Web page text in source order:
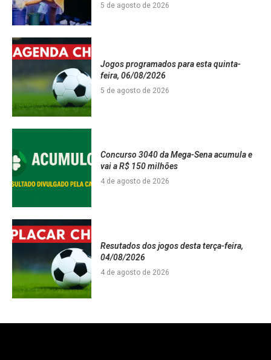
5 de agosto de 2026
Jogos programados para esta quinta-
feira, 06/08/2026
5 de agosto de 2026
Concurso 3040 da Mega-Sena acumula e
vai a R$ 150 milhões
4 de agosto de 2026
Resutados dos jogos desta terça-feira,
04/08/2026
4 de agosto de 2026